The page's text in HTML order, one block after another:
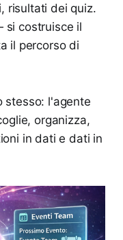
risultati dei quiz.
si costruisce il
il percorso di
stesso: l'agente
organizza,
in dati e dati in